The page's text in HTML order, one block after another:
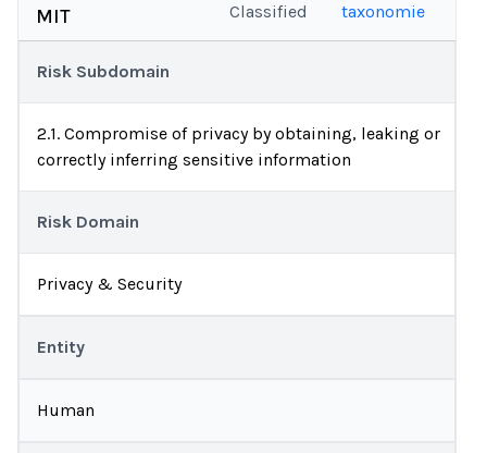
MIT
Classified
taxonomie
Risk Subdomain
2.1. Compromise of privacy by obtaining, leaking or
correctly inferring sensitive information
Risk Domain
Privacy & Security
Entity
Human